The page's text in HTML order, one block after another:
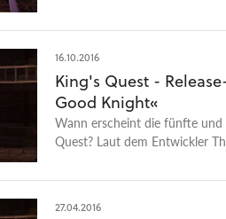
erhältlich.
16.10.2016
King's Quest -
Good Knight«
Wann erscheint die fünfte und
Quest? Laut dem Entwickler
sehen.
27.04.2016